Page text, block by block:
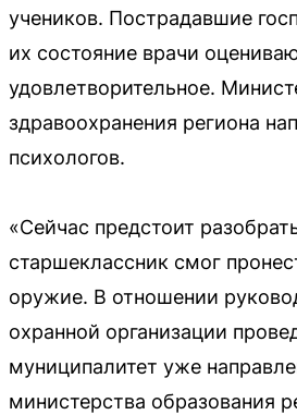
учеников. Пострадавшие
их состояние врачи
удовлетворительное.
здравоохранения региона
психологов.
«Сейчас предстоит
старшеклассник смог
оружие. В отношении
охранной организации
муниципалитет уже
министерства образования